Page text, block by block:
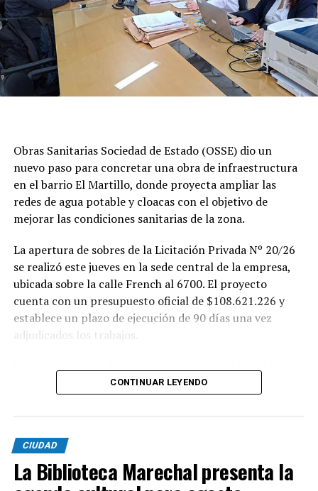
Obras Sanitarias Sociedad de Estado (OSSE) dio un
nuevo paso para concretar una obra de infraestructura
en el barrio El Martillo, donde proyecta ampliar las
redes de agua potable y cloacas con el objetivo de
mejorar las condiciones sanitarias de la zona.
La apertura de sobres de la Licitación Privada Nº 20/26
se realizó este jueves en la sede central de la empresa,
ubicada sobre la calle French al 6700. El proyecto
cuenta con un presupuesto oficial de $108.621.226 y
establece un plazo de ejecución de 90 días una vez
adjudicados los trabajos.
agua potable incluyen la colocación de unos 355 metros
ejecución de 29 conexiones domiciliarias. Los trabajos se
desarrollarán en distintos sectores comprendidos por
las calles Pehuajó, Sicilia, Génova y Génova Bis.
En paralelo, la intervención contempla la extensión de
CONTINUAR LEYENDO
CIUDAD
La Biblioteca Marechal presenta la